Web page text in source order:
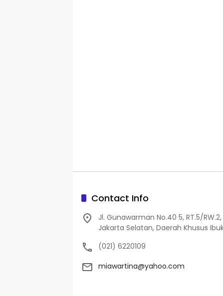
Contact Info
Jl. Gunawarman No.40 5, RT.5/
Jakarta Selatan, Daerah Khusus
(021) 6220109
miawartina@yahoo.com